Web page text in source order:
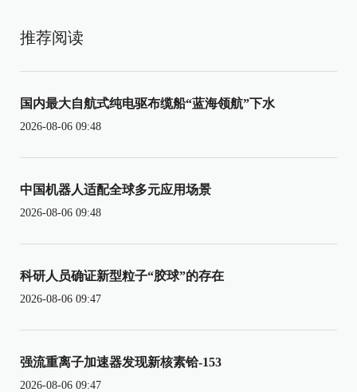
推荐阅读
国内最大自航式纯电驱布缆船“蓝海领航”下水
2026-08-06 09:48
中国机器人适配全球多元应用场景
2026-08-06 09:48
科研人员确证新型粒子“胶球”的存在
2026-08-06 09:47
强流重离子加速器发现新核素铪-153
2026-08-06 09:47